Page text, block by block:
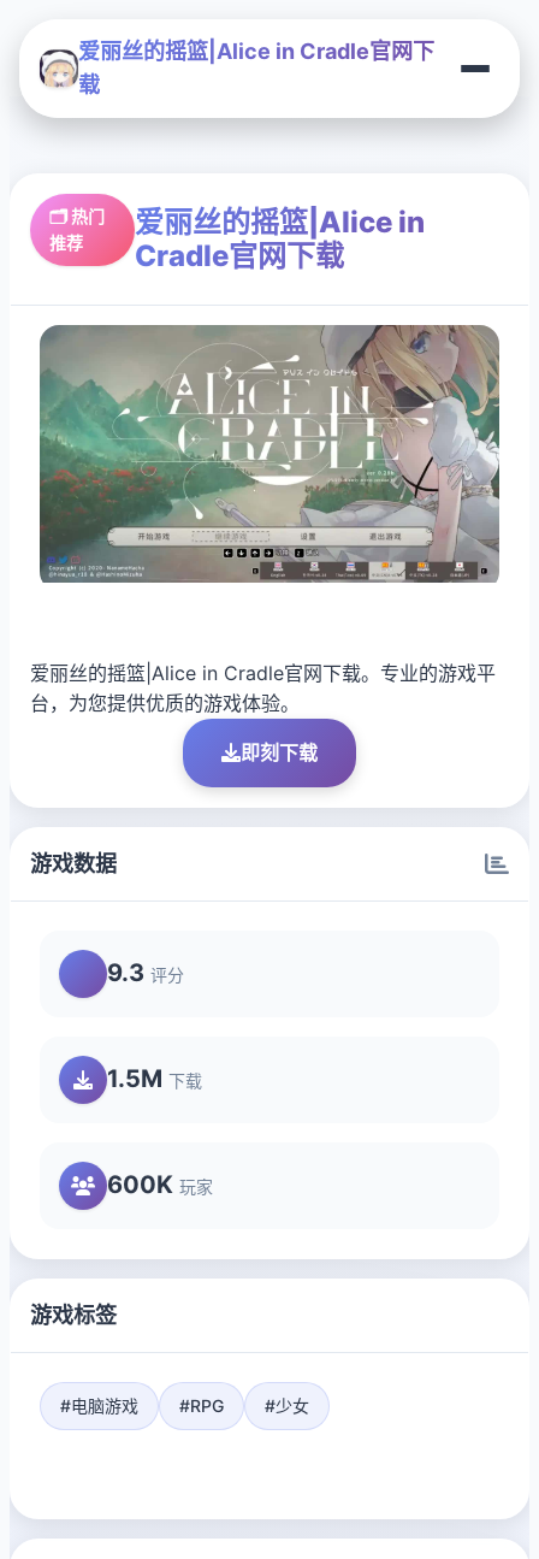
爱丽丝的摇篮|Alice in Cradle官网下
载
🗂️ 热门
推荐
爱丽丝的摇篮|Alice in
Cradle官网下载
爱丽丝的摇篮|Alice in Cradle官网下载。专业的游戏平
台，为您提供优质的游戏体验。
即刻下载
游戏数据
9.3 评分
1.5M 下载
600K 玩家
游戏标签
#电脑游戏 #RPG #少女